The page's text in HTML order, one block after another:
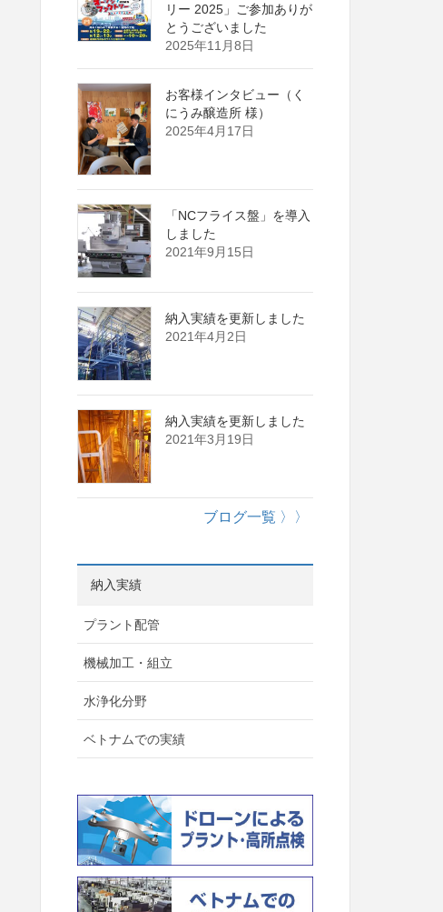
リー 2025」ご参加ありが
とうございました
2025年11月8日
お客様インタビュー（く
にうみ醸造所 様）
2025年4月17日
「NCフライス盤」を導入
しました
2021年9月15日
納入実績を更新しました
2021年4月2日
納入実績を更新しました
2021年3月19日
ブログ一覧 〉〉
納入実績
プラント配管
機械加工・組立
水浄化分野
ベトナムでの実績